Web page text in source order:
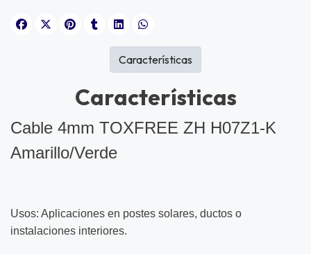
Características
Cable 4mm TOXFREE ZH H07Z1-K
Amarillo/Verde
Usos: Aplicaciones en postes solares, ductos o
instalaciones interiores.
Características